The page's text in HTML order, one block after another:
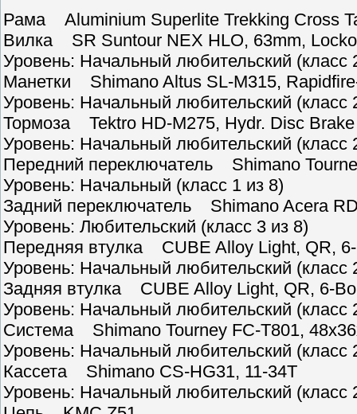
Рама Aluminium Superlite Trekking Cross
Вилка SR Suntour NEX HLO, 63mm,
Уровень: Начальный любительский (класс
Манетки Shimano Altus SL-M315,
Уровень: Начальный любительский (класс
Тормоза Tektro HD-M275, Hydr. Disc Brake
Уровень: Начальный любительский (класс
Передний переключатель Shimano
Уровень: Начальный (класс 1 из 8)
Задний переключатель Shimano Acera
Уровень: Любительский (класс 3 из 8)
Передняя втулка CUBE Alloy Light, QR,
Уровень: Начальный любительский (класс
Задняя втулка CUBE Alloy Light, QR, 6-
Уровень: Начальный любительский (класс
Система Shimano Tourney FC-T801,
Уровень: Начальный любительский (класс
Кассета Shimano CS-HG31, 11-34T
Уровень: Начальный любительский (класс